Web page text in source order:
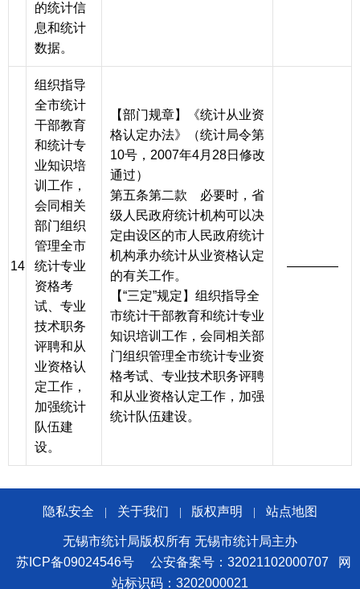
的统计信
息和统计
数据。
14
组织指导
全市统计
干部教育
和统计专
业知识培
训工作，
会同相关
部门组织
管理全市
统计专业
资格考
试、专业
技术职务
评聘和从
业资格认
定工作，
加强统计
队伍建
设。
【部门规章】《统计从业资
格认定办法》（统计局令第
10号，2007年4月28日修改
通过）
第五条第二款 必要时，省
级人民政府统计机构可以决
定由设区的市人民政府统计
机构承办统计从业资格认定
的有关工作。
【“三定”规定】组织指导全
市统计干部教育和统计专业
知识培训工作，会同相关部
门组织管理全市统计专业资
格考试、专业技术职务评聘
和从业资格认定工作，加强
统计队伍建设。
————
隐私安全 关于我们 版权声明 站点地图
无锡市统计局版权所有 无锡市统计局主办
苏ICP备09024546号
公安备案号：32021102000707
网
站标识码：3202000021